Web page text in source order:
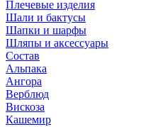
Плечевые изделия
Шали и бактусы
Шапки и шарфы
Шляпы и аксессуары
Состав
Альпака
Ангора
Верблюд
Вискоза
Кашемир